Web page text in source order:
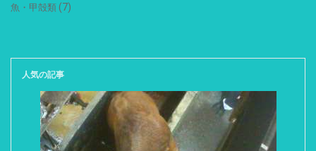
魚・甲殻類 (7)
人気の記事